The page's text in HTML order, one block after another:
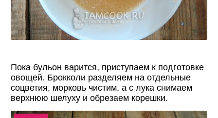
Пока бульон варится, приступаем к подготовке
овощей. Брокколи разделяем на отдельные
соцветия, морковь чистим, а с лука снимаем
верхнюю шелуху и обрезаем корешки.